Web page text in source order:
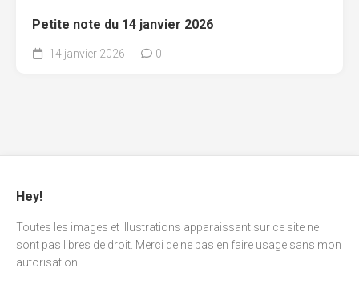
Petite note du 14 janvier 2026
14 janvier 2026 0
Hey!
Toutes les images et illustrations apparaissant sur ce site ne
sont pas libres de droit. Merci de ne pas en faire usage sans mon
autorisation.